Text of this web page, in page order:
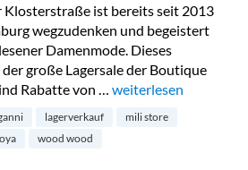
Klosterstraße ist bereits seit 2013
wegzudenken und begeistert
Damenmode. Dieses
große Lagersale der Boutique
Rabatte von … „Lagerverkauf bei
weiterlesen
lagerverkauf
mili store
wood wood